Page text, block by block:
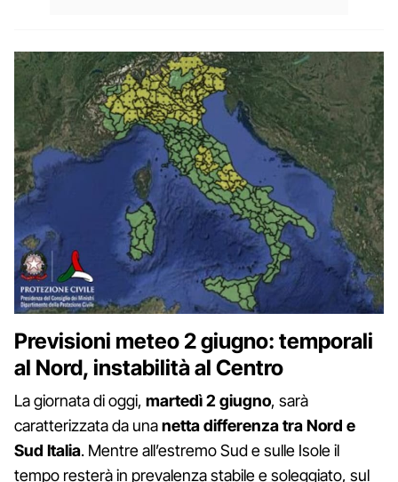
Previsioni meteo 2 giugno: temporali
al Nord, instabilità al Centro
La giornata di oggi, martedì 2 giugno, sarà
caratterizzata da unanetta differenza tra Nord e
Sud Italia. Mentre all’estremo Sud e sulle Isole il
tempo resterà in prevalenza stabile e soleggiato, sul